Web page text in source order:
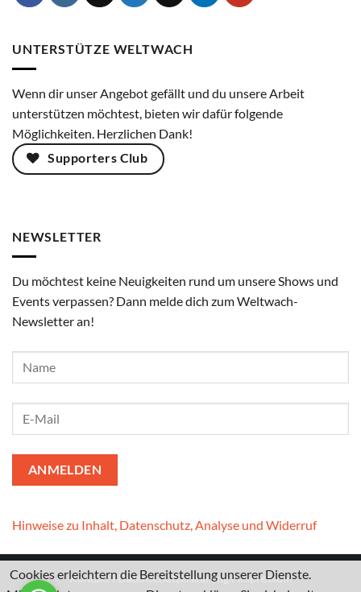
UNTERSTÜTZE WELTWACH
Wenn dir unser Angebot gefällt und du unsere Arbeit
unterstützen möchtest, bieten wir dafür folgende
Möglichkeiten. Herzlichen Dank!
Supporters Club
NEWSLETTER
Du möchtest keine Neuigkeiten rund um unsere Shows und
Events verpassen? Dann melde dich zum Weltwach-
Newsletter an!
Hinweise zu Inhalt, Datenschutz, Analyse und Widerruf
KontaktI DatenschutzerklärungIImpressum
Cookies erleichtern die Bereitstellung unserer Dienste.